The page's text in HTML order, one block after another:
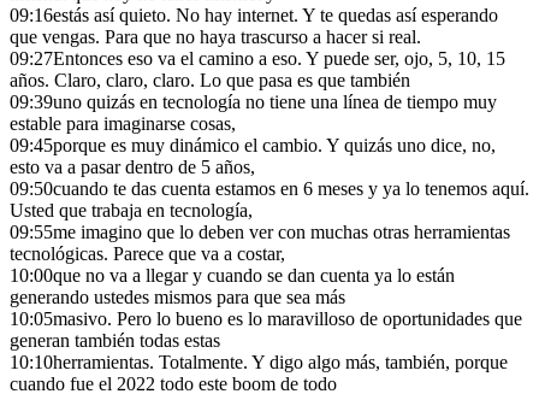
09:16estás así quieto. No hay internet. Y te quedas así esperando
que vengas. Para que no haya trascurso a hacer si real.
09:27Entonces eso va el camino a eso. Y puede ser, ojo, 5, 10, 15
años. Claro, claro, claro. Lo que pasa es que también
09:39uno quizás en tecnología no tiene una línea de tiempo muy
estable para imaginarse cosas,
09:45porque es muy dinámico el cambio. Y quizás uno dice, no,
esto va a pasar dentro de 5 años,
09:50cuando te das cuenta estamos en 6 meses y ya lo tenemos aquí.
Usted que trabaja en tecnología,
09:55me imagino que lo deben ver con muchas otras herramientas
tecnológicas. Parece que va a costar,
10:00que no va a llegar y cuando se dan cuenta ya lo están
generando ustedes mismos para que sea más
10:05masivo. Pero lo bueno es lo maravilloso de oportunidades que
generan también todas estas
10:10herramientas. Totalmente. Y digo algo más, también, porque
cuando fue el 2022 todo este boom de todo